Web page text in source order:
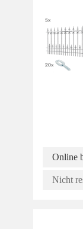
Online
Nicht